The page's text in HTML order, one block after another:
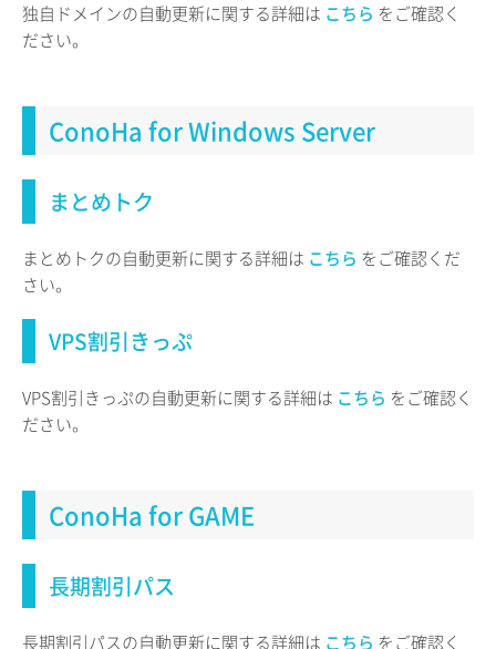
独自ドメインの自動更新に関する詳細は こちら をご確認く
ださい。
ConoHa for Windows Server
まとめトク
まとめトクの自動更新に関する詳細は こちら をご確認くだ
さい。
VPS割引きっぷ
VPS割引きっぷの自動更新に関する詳細は こちら をご確認く
ださい。
ConoHa for GAME
長期割引パス
長期割引パスの自動更新に関する詳細は こちら をご確認く